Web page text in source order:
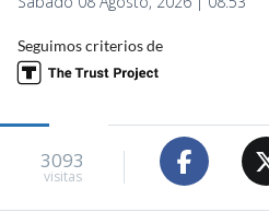
Seguimos criterios de
3093
visitas